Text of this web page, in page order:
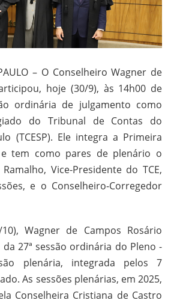
– O Conselheiro Wagner de
hoje (30/9), às 14h00 de
ordinária de julgamento como
do Tribunal de Contas do
(TCESP). Ele integra a Primeira
tem como pares de plenário o
Vice-Presidente do TCE,
e o Conselheiro-Corregedor
Wagner de Campos Rosário
27ª sessão ordinária do Pleno -
plenária, integrada pelos 7
As sessões plenárias, em 2025,
Conselheira Cristiana de Castro